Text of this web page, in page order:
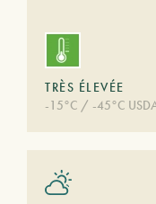
TRÈS ÉLEVÉE
-15°C / -45°C